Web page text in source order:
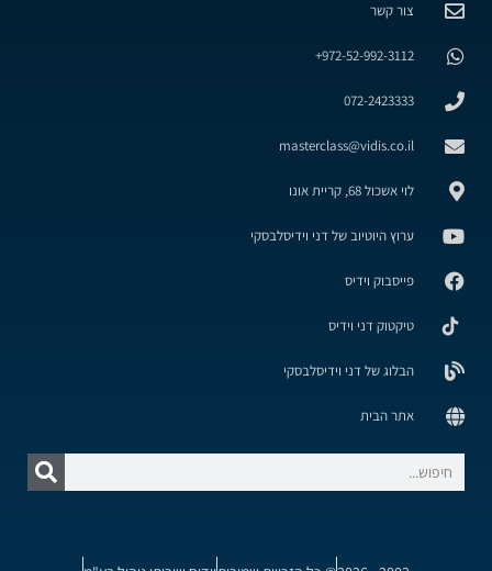
צור קשר
972-52-992-3112+
072-2423333
masterclass@vidis.co.il
לוי אשכול 68, קריית אונו
ערוץ היוטיוב של דני וידיסלבסקי
פייסבוק וידיס
טיקטוק דני וידיס
הבלוג של דני וידיסלבסקי
אתר הבית